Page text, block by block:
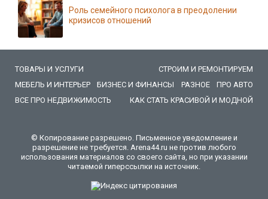
Роль семейного психолога в преодолении
кризисов отношений
ТОВАРЫ И УСЛУГИ
СТРОИМ И РЕМОНТИРУЕМ
МЕБЕЛЬ И ИНТЕРЬЕР
БИЗНЕС И ФИНАНСЫ РАЗНОЕ
ПРО АВТО
ВСЕ ПРО НЕДВИЖИМОСТЬ
КАК СТАТЬ КРАСИВОЙ И МОДНОЙ
© Копирование разрешено. Письменное уведомление и
разрешение не требуется. Arena44.ru не против любого
использования материалов со своего сайта, но при указании
читаемой гиперссылки на источник.